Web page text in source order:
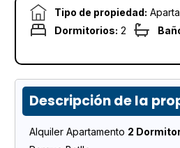
Tipo de propiedad:
Dormitorios: 2
Descripción de la
Alquiler Apartamento 2